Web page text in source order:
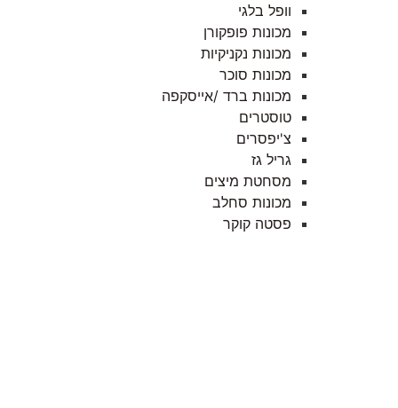
וופל בלגי
מכונות פופקורן
מכונות נקניקיות
מכונות סוכר
מכונות ברד /אייסקפה
טוסטרים
צ'יפסרים
גריל גז
מסחטת מיצים
מכונות סחלב
פסטה קוקר